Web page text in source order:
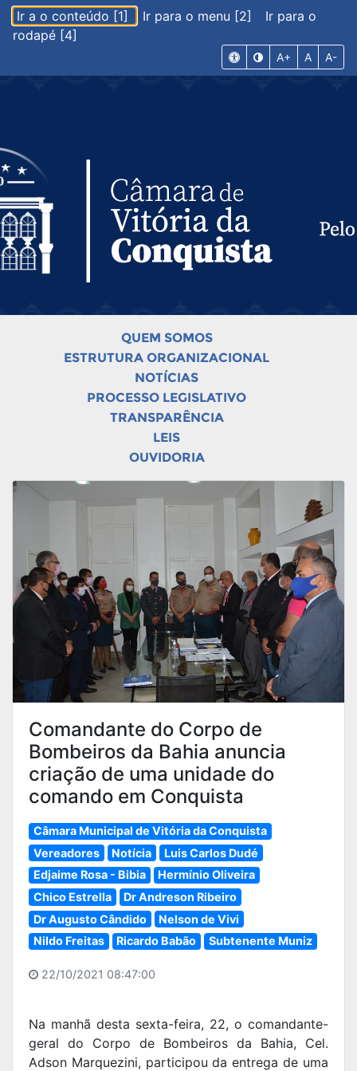
Ir a o conteúdo [1] Ir para o menu [2]
Ir para o
rodapé [4]
A+ A A-
QUEM SOMOS
ESTRUTURA ORGANIZACIONAL
NOTÍCIAS
PROCESSO LEGISLATIVO
TRANSPARÊNCIA
LEIS
OUVIDORIA
Comandante do Corpo de
Bombeiros da Bahia anuncia
criação de uma unidade do
comando em Conquista
Câmara Municipal de Vitória da Conquista
Vereadores
Notícia
Luis Carlos Dudé
Edjaime Rosa - Bibia
Hermínio Oliveira
Chico Estrella
Dr Andreson Ribeiro
Dr Augusto Cândido
Nelson de Vivi
Nildo Freitas
Ricardo Babão Subtenente Muniz
22/10/2021 08:47:00
Na manhã desta sexta-feira, 22, o comandante-
geral do Corpo de Bombeiros da Bahia, Cel.
Adson Marquezini, participou da entrega de uma